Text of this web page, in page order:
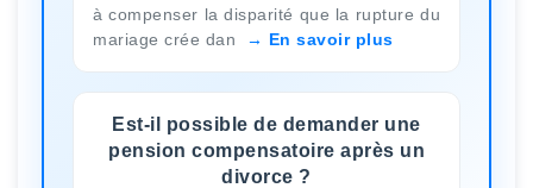
à compenser la disparité que la rupture du
mariage crée dan
En savoir plus
Est-il possible de demander une
pension compensatoire après un
divorce ?